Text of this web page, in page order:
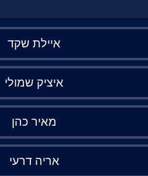
איילת שקד
איציק שמולי
מאיר כהן
אריה דרעי